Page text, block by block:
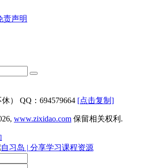
责声明
） QQ：694579664 [点击复制]
www.zixidao.com 保留相关权利.